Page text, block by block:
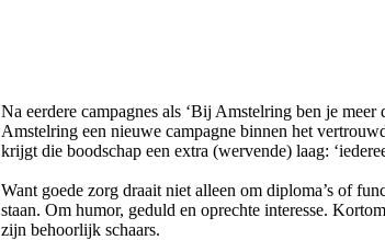
Na eerdere campagnes als ‘Bij Amstelring ben je
Amstelring een nieuwe campagne binnen het
krijgt die boodschap een extra (wervende) laag:
Want goede zorg draait niet alleen om diploma’s of
staan. Om humor, geduld en oprechte interesse.
zijn behoorlijk schaars.